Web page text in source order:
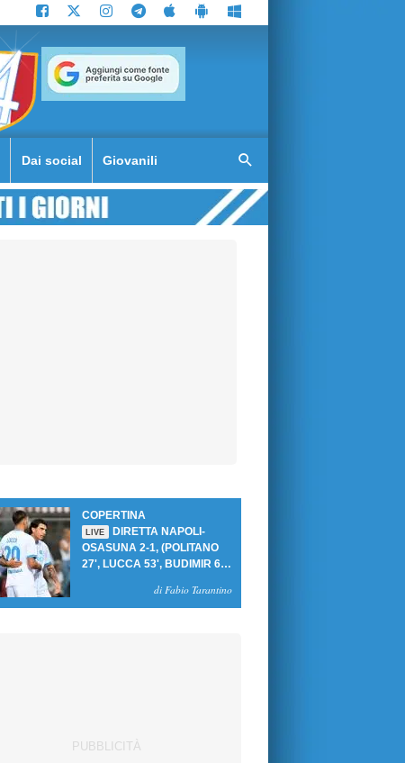
Dai social Giovanili
COPERTINA
LIVE
DIRETTA NAPOLI-
OSASUNA 2-1, (POLITANO
27', LUCCA 53', BUDIMIR 69'
PER PRIMA VITTORIA AL
di Fabio Tarantino